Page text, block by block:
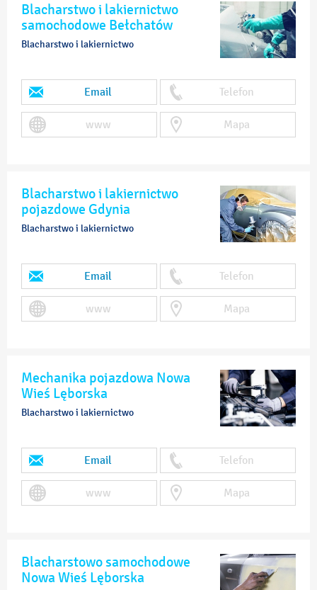
Blacharstwo i lakiernictwo
samochodowe Bełchatów
Blacharstwo i lakiernictwo
Email Telefon
www Mapa
Blacharstwo i lakiernictwo
pojazdowe Gdynia
Blacharstwo i lakiernictwo
Email Telefon
www Mapa
Mechanika pojazdowa Nowa
Wieś Lęborska
Blacharstwo i lakiernictwo
Email Telefon
www Mapa
Blacharstowo samochodowe
Nowa Wieś Lęborska